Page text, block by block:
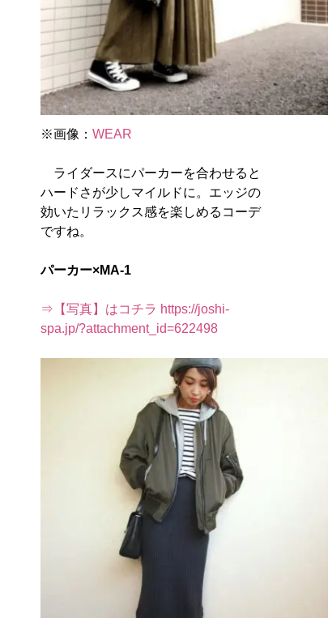
※画像： WEAR
ライダースにパーカーを合わせると
ハードさが少しマイルドに。エッジの
効いたリラックス感を楽しめるコーデ
ですね。
パーカー×MA-1
⇒【写真】はコチラ https://joshi-
spa.jp/?attachment_id=622498